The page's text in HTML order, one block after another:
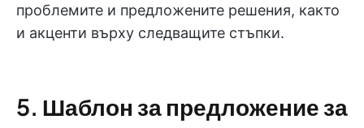
проблемите и предложените решения, както
и акценти върху следващите стъпки.
5. Шаблон за предложение за